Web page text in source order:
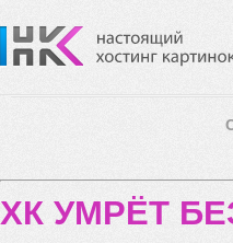
ХК УМРЁТ